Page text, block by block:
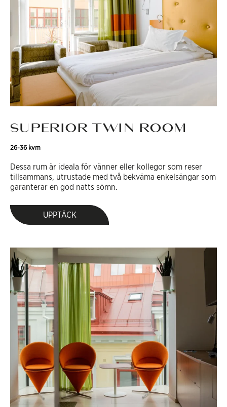
SUPERIOR TWIN ROOM
26-36 kvm
Dessa rum är ideala för vänner eller kollegor som reser
tillsammans, utrustade med två bekväma enkelsängar som
garanterar en god natts sömn.
UPPTÄCK